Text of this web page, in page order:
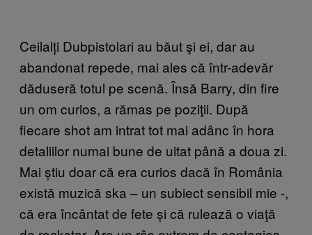
Ceilalți Dubpistolari au băut şi ei, dar au
abandonat repede, mai ales că într-adevăr
dăduseră totul pe scenă. Însă Barry, din fire
un om curios, a rămas pe poziţii. După
fiecare shot am intrat tot mai adânc în hora
detaliilor numai bune de uitat până a doua zi.
Mai știu doar că era curios dacă în România
există muzică ska – un subiect sensibil mie -,
că era încântat de fete și că rulează o viaţă